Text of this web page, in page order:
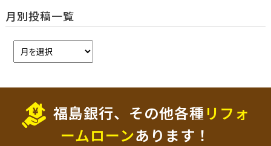
月別投稿一覧
福島銀行、その他各種 リフォ
ームローンあります！